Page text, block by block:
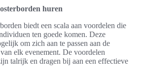
huren
biedt een scala aan voordelen die
ten goede komen. Deze
om zich aan te passen aan de
elk evenement. De voordelen
talrijk en dragen bij aan een effectieve